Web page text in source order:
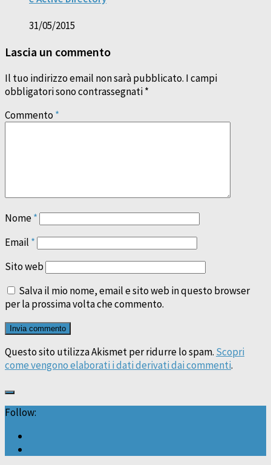
31/05/2015
Lascia un commento
Il tuo indirizzo email non sarà pubblicato. I campi
obbligatori sono contrassegnati*
Commento *
Nome*
Email *
Sito web
Salva il mio nome, email e sito web in questo browser
per la prossima volta che commento.
Questo sito utilizza Akismet per ridurre lo spam. Scopri
come vengono elaborati i dati derivati dai commenti.
Follow: